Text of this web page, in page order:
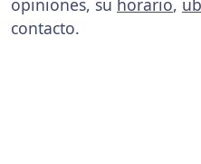
opiniones, su horario,
contacto.